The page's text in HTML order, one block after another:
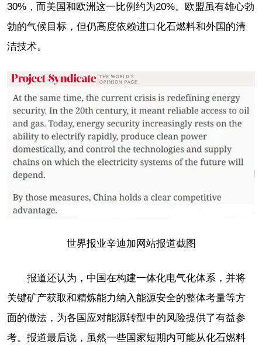
30%，而美国和欧洲这一比例约为20%。欧盟虽有雄心勃
勃的气候目标，但仍高度依赖进口化石燃料和外国的清
洁技术。
世界报业辛迪加网站报道截图
报道还认为，中国在构建一体化电气化体系，并将
关键矿产获取和精炼能力纳入能源安全的整体考量等方
面的做法，为各国应对能源转型中的风险提供了有益参
考。报道最后说，虽然一些国家短期内可能从化石燃料